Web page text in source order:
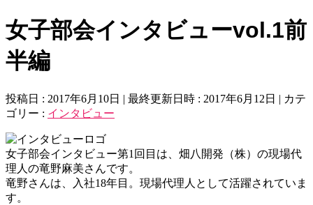
女子部会インタビューvol.1前
半編
投稿日 : 2017年6月10日 最終更新日時 : 2017年6月12日
カテ
ゴリー : インタビュー
女子部会インタビュー第1回目は、畑八開発（株）の現場代
理人の竜野麻美さんです。
竜野さんは、入社18年目。現場代理人として活躍されていま
す。